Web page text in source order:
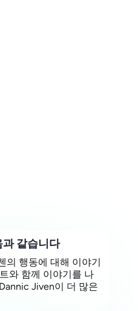
과 같습니다
의 행동에 대해 이야기
와 함께 이야기를 나
Jiven이 더 많은